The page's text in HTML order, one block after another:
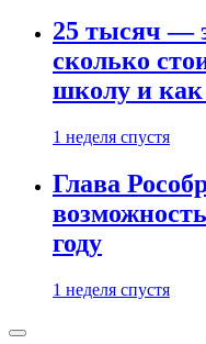
25 тысяч —
сколько
школу и как
1 неделя спустя
Глава
году
1 неделя спустя